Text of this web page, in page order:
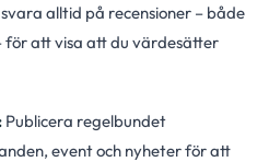
alltid på recensioner – både
för att visa att du värdesätter
Publicera regelbundet
event och nyheter för att